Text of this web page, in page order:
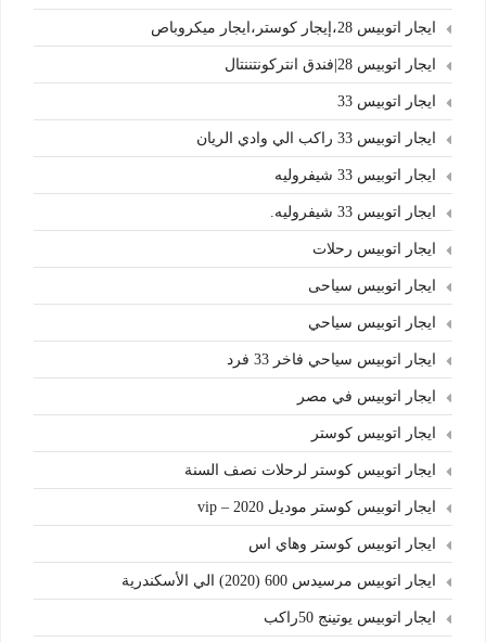
ايجار اتوبيس 28،إيجار كوستر،ايجار ميكروباص
ايجار اتوبيس 28|فندق انتركونتننتال
ايجار اتوبيس 33
ايجار اتوبيس 33 راكب الي وادي الريان
ايجار اتوبيس 33 شيفروليه
ايجار اتوبيس 33 شيفروليه.
ايجار اتوبيس رحلات
ايجار اتوبيس سياحى
ايجار اتوبيس سياحي
ايجار اتوبيس سياحي فاخر 33 فرد
ايجار اتوبيس في مصر
ايجار اتوبيس كوستر
ايجار اتوبيس كوستر لرحلات نصف السنة
ايجار اتوبيس كوستر موديل 2020 – vip
ايجار اتوبيس كوستر وهاي اس
ايجار اتوبيس مرسيدس 600 (2020) الي الأسكندرية
ايجار اتوبيس يوتينج 50راكب